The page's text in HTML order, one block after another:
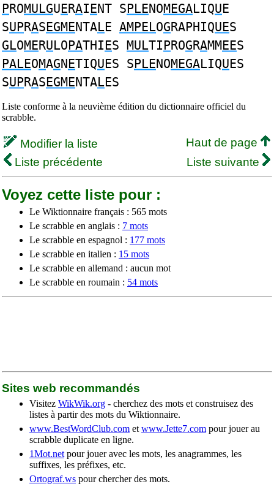
PROMULGUERAIENT SPLENOMEGALIQUE
SUPRASEGMENTALE AMPELOGRAPHIQUES
GLOMERULOPATHIES MULTIPROGRAMMEES
PALEOMAGNETIQUES SPLENOMEGALIQUES
SUPRASEGMENTALES
Liste conforme à la neuvième édition du dictionnaire officiel du
scrabble.
Modifier la liste
Haut de page
Liste précédente
Liste suivante
Voyez cette liste pour :
Le Wiktionnaire français : 565 mots
Le scrabble en anglais : 7 mots
Le scrabble en espagnol : 177 mots
Le scrabble en italien : 15 mots
Le scrabble en allemand : aucun mot
Le scrabble en roumain : 54 mots
Sites web recommandés
Visitez WikWik.org - cherchez des mots et construisez des
listes à partir des mots du Wiktionnaire.
www.BestWordClub.com et www.Jette7.com pour jouer au
scrabble duplicate en ligne.
1Mot.net pour jouer avec les mots, les anagrammes, les
suffixes, les préfixes, etc.
Ortograf.ws pour chercher des mots.